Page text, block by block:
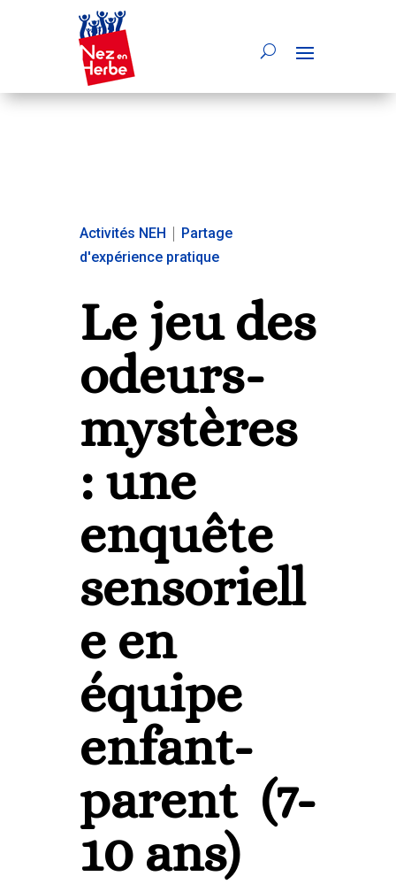
Activités NEH
Partage
d'expérience pratique
Le jeu des
odeurs-
mystères
: une
enquête
sensoriell
e en
équipe
enfant-
parent (7-
10 ans)